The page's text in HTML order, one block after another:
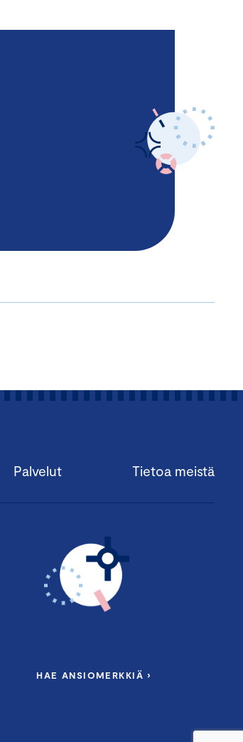
Palvelut Tietoa meistä
HAE ANSIOMERKKIÄ ›